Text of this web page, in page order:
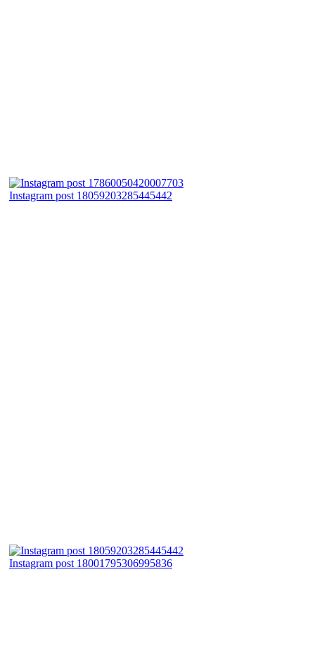
Instagram post 18059203285445442
Instagram post 18001795306995836